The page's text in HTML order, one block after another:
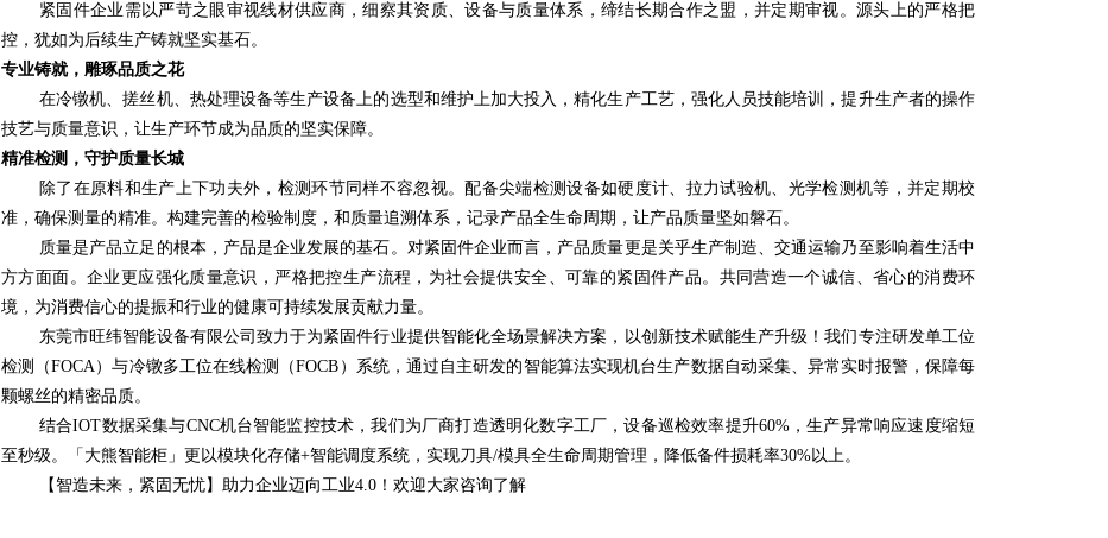
紧固件企业需以严苛之眼审视线材供应商，细察其资质、设备与质量体系，缔结长期合作之盟，并定期审视。源头上的严格把
控，犹如为后续生产铸就坚实基石。
专业铸就，雕琢品质之花
在冷镦机、搓丝机、热处理设备等生产设备上的选型和维护上加大投入，精化生产工艺，强化人员技能培训，提升生产者的操作
技艺与质量意识，让生产环节成为品质的坚实保障。
精准检测，守护质量长城
除了在原料和生产上下功夫外，检测环节同样不容忽视。配备尖端检测设备如硬度计、拉力试验机、光学检测机等，并定期校
准，确保测量的精准。构建完善的检验制度，和质量追溯体系，记录产品全生命周期，让产品质量坚如磐石。
质量是产品立足的根本，产品是企业发展的基石。对紧固件企业而言，产品质量更是关乎生产制造、交通运输乃至影响着生活中
方方面面。企业更应强化质量意识，严格把控生产流程，为社会提供安全、可靠的紧固件产品。共同营造一个诚信、省心的消费环
境，为消费信心的提振和行业的健康可持续发展贡献力量。
东莞市旺纬智能设备有限公司致力于为紧固件行业提供智能化全场景解决方案，以创新技术赋能生产升级！我们专注研发单工位
检测（FOCA）与冷镦多工位在线检测（FOCB）系统，通过自主研发的智能算法实现机台生产数据自动采集、异常实时报警，保障每
颗螺丝的精密品质。
结合IOT数据采集与CNC机台智能监控技术，我们为厂商打造透明化数字工厂，设备巡检效率提升60%，生产异常响应速度缩短
至秒级。「大熊智能柜」更以模块化存储+智能调度系统，实现刀具/模具全生命周期管理，降低备件损耗率30%以上。
【智造未来，紧固无忧】助力企业迈向工业4.0！ 欢迎大家咨询了解